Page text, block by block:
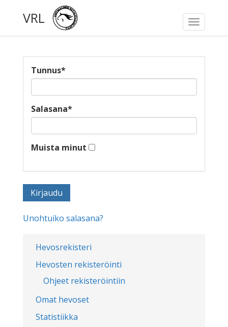
Toggle
VRL
Hevosrekisteri
Hevosten rekisteröinti
Ohjeet rekisteröintiin
Omat hevoset
Statistiikka
Tunnus*
Salasana*
Muista minut
Unohtuiko salasana?